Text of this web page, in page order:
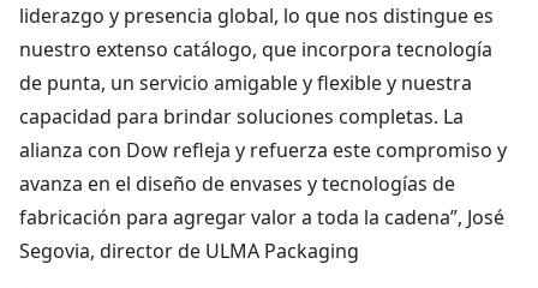
liderazgo y presencia global, lo que nos distingue es
nuestro extenso catálogo, que incorpora tecnología
de punta, un servicio amigable y flexible y nuestra
capacidad para brindar soluciones completas. La
alianza con Dow refleja y refuerza este compromiso y
avanza en el diseño de envases y tecnologías de
fabricación para agregar valor a toda la cadena”, José
Segovia, director de ULMA Packaging